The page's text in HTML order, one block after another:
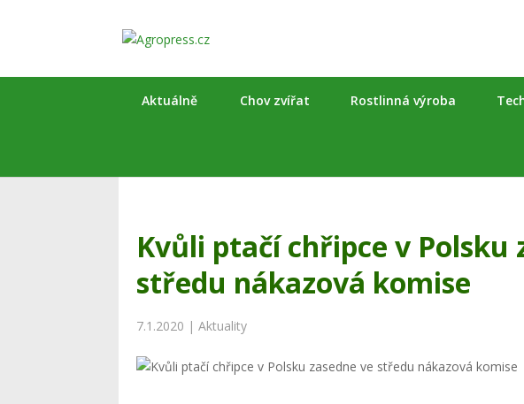
Aktuálně Chov zvířat Rostlinná výroba
Kvůli ptačí chřipce v Polsku
středu nákazová komise
7.1.2020 |Aktuality